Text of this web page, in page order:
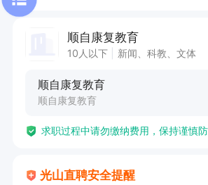
顺自康复教育
10人以下 新闻、科教、文体
顺自康复教育
顺自康复教育
求职过程中请勿缴纳费用，保持谨慎防
光山直聘安全提醒